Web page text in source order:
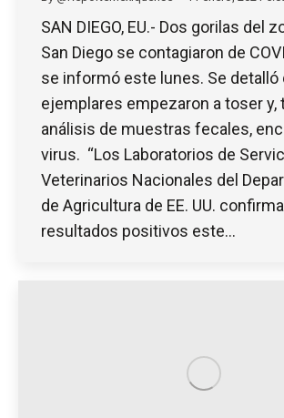
SAN DIEGO, EU.- Dos gorilas del
San Diego se contagiaron de
se informó este lunes. Se detalló
ejemplares empezaron a toser y,
análisis de muestras fecales,
virus. “Los Laboratorios de
Veterinarios Nacionales del
de Agricultura de EE. UU.
resultados positivos este…